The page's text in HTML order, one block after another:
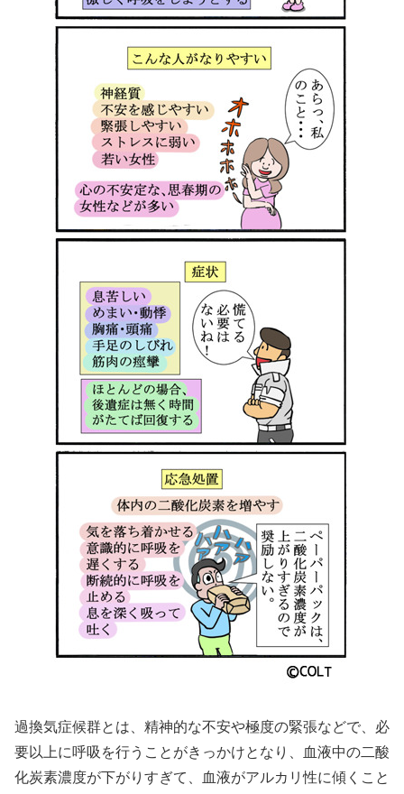
過換気症候群とは、精神的な不安や極度の緊張などで、必
要以上に呼吸を行うことがきっかけとなり、血液中の二酸
化炭素濃度が下がりすぎて、血液がアルカリ性に傾くこと